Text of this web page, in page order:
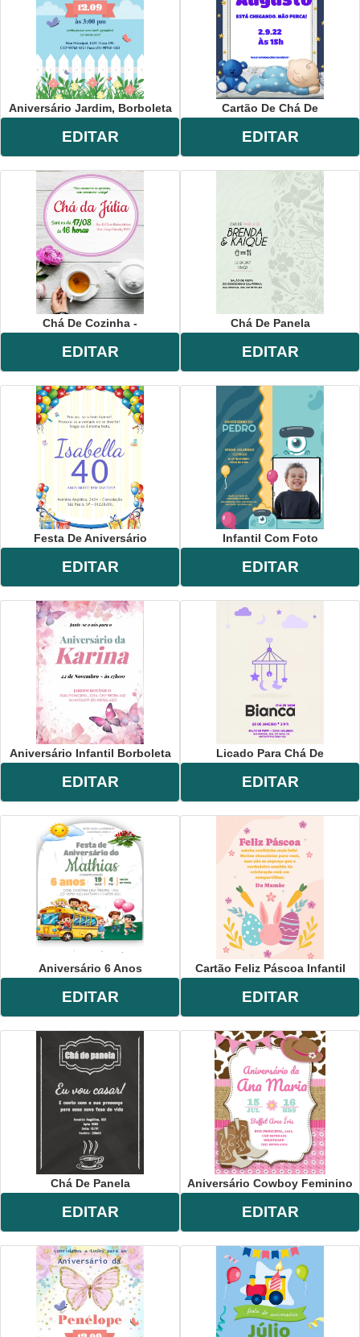
Aniversário Jardim, Borboleta
EDITAR
Cartão De Chá De
EDITAR
Chá De Cozinha -
EDITAR
Chá De Panela
EDITAR
Festa De Aniversário
EDITAR
Infantil Com Foto
EDITAR
Aniversário Infantil Borboleta
EDITAR
Licado Para Chá De
EDITAR
Aniversário 6 Anos
EDITAR
Cartão Feliz Páscoa Infantil
EDITAR
Chá De Panela
EDITAR
Aniversário Cowboy Feminino
EDITAR